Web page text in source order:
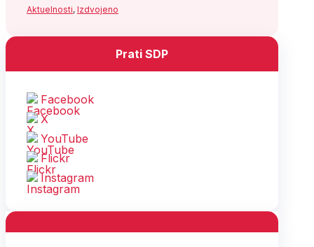
Aktuelnosti, Izdvojeno
Prati SDP
Facebook
X
YouTube
Flickr
Instagram